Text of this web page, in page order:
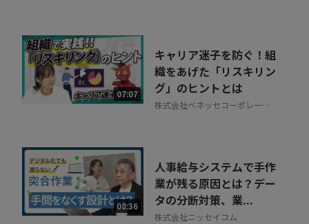
07:07
キャリア迷子を防ぐ！組
織をあげた「リスキリン
グ」のヒントとは
株式会社ベネッセコーポレーシ
08:36
人事給与システムで手作
業が残る原因とは？デー
タの分断対策、業...
株式会社ニッセイコム